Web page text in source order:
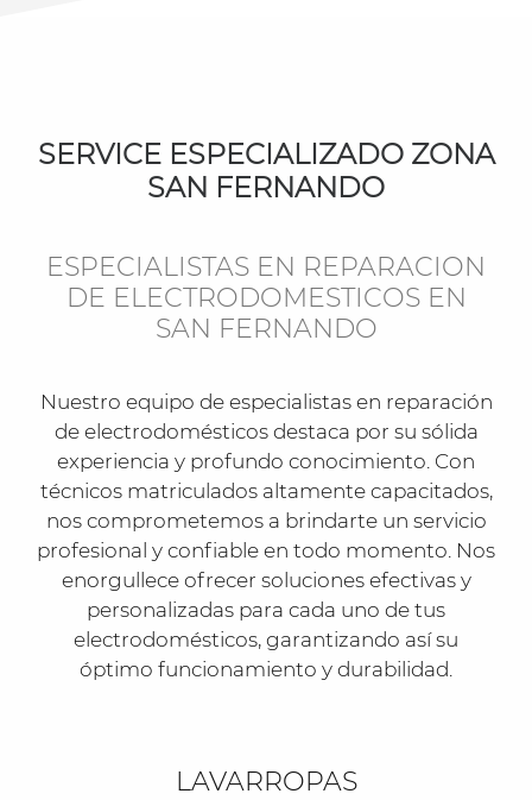
SERVICE ESPECIALIZADO ZONA
SAN FERNANDO
ESPECIALISTAS EN REPARACION
DE ELECTRODOMESTICOS EN
SAN FERNANDO
Nuestro equipo de especialistas en reparación
de electrodomésticos destaca por su sólida
experiencia y profundo conocimiento. Con
técnicos matriculados altamente capacitados,
nos comprometemos a brindarte un servicio
profesional y confiable en todo momento. Nos
enorgullece ofrecer soluciones efectivas y
personalizadas para cada uno de tus
electrodomésticos, garantizando así su
óptimo funcionamiento y durabilidad.
LAVARROPAS